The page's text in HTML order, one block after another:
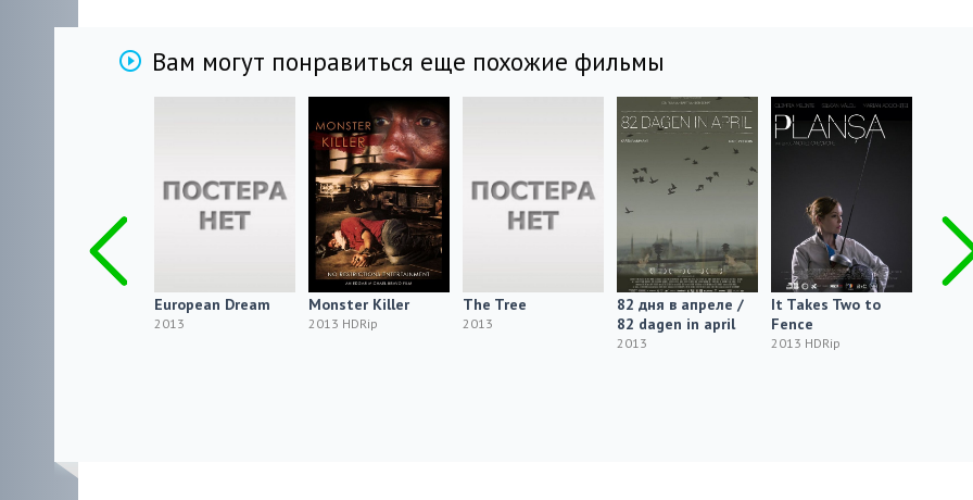
Вам могут понравиться еще похожие фильмы
European Dream
2013
Monster Killer
2013 HDRip
The Tree
2013
82 дня в апреле /
82 dagen in april
2013
It Takes Two to
Fence
2013 HDRip